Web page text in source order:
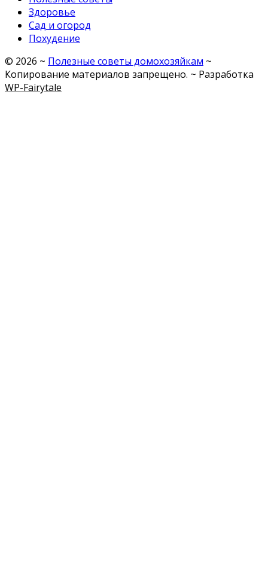
Здоровье
Сад и огород
Похудение
© 2026 ~ Полезные советы домохозяйкам ~
Копирование материалов запрещено. ~ Разработка
WP-Fairytale